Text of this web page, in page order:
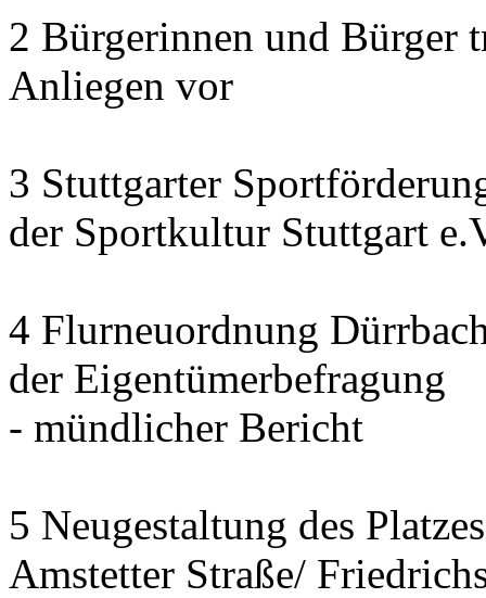
2 Bürgerinnen und Bürger
Anliegen vor
3 Stuttgarter
der Sportkultur Stuttgart
4 Flurneuordnung
der Eigentümerbefragung
- mündlicher Bericht
5 Neugestaltung des
Amstetter Straße/